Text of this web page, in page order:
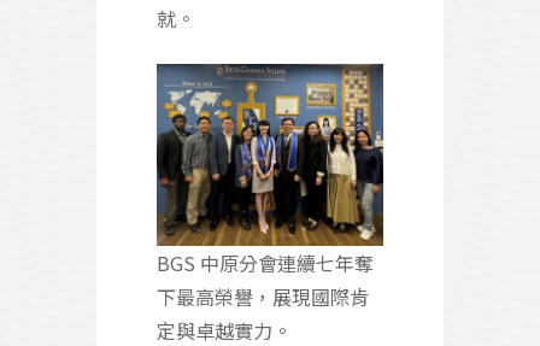
就。
BGS 中原分會連續七年奪
下最高榮譽，展現國際肯
定與卓越實力。